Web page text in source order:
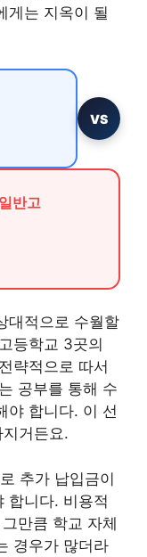
게는 지옥이 될
VS
반고
대적으로 수월할
등학교 3곳의
략적으로 따서
공부를 통해 수
야 합니다. 이 선
거든요.
추가 납입금이
합니다. 비용적
만큼 학교 자체
경우가 많더라